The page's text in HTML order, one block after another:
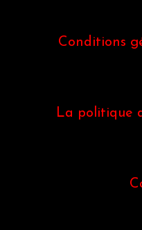
Conditions
La politique